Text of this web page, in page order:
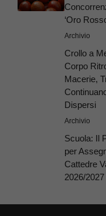
‘Oro
Archivio
Crollo a
Corpo
Macerie,
Dispersi
Archivio
Scuola: Il
per
Cattedre
2026/2027